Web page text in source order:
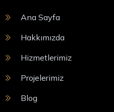
Ana Sayfa
Hakkımızda
Hizmetlerimiz
Projelerimiz
Blog